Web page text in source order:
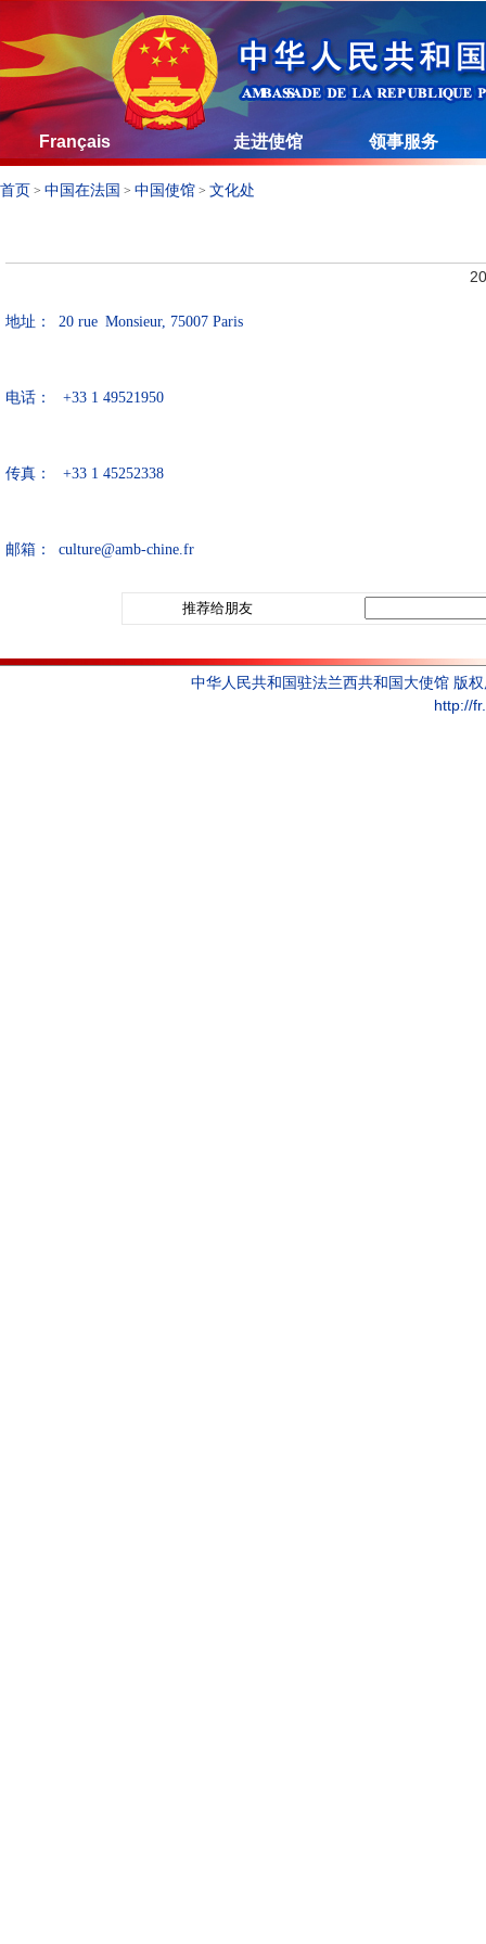
Français 走进使馆 领事服务
首页 > 中国在法国 > 中国使馆 > 文化处
地址： 20 rue Monsieur, 75007 Paris
电话： +33 1 49521950
传真： +33 1 45252338
邮箱： culture@amb-chine.fr
推荐给朋友
中华人民共和国驻法兰西共和国大使馆 版
http://